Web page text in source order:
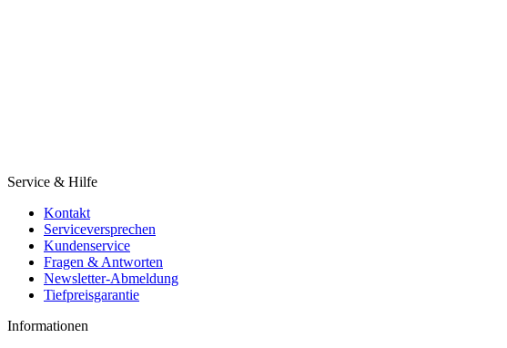
Service & Hilfe
Kontakt
Serviceversprechen
Kundenservice
Fragen & Antworten
Newsletter-Abmeldung
Tiefpreisgarantie
Informationen